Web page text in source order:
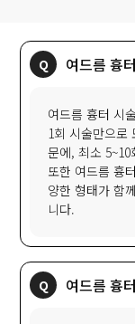
여드름 흉
여드름 흉터 시
1회 시술만으로
문에, 최소
또한 여드름 흉
양한 형태가 함
니다.
여드름 흉